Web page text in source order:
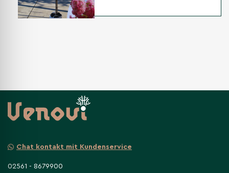
Chat kontakt mit Kundenservice
02561 - 8679900